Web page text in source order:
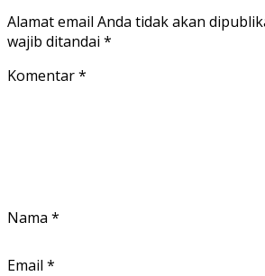
Alamat email Anda tidak akan
wajib ditandai *
Komentar*
Nama *
Email *